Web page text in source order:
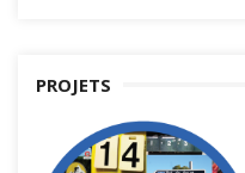
PROJETS